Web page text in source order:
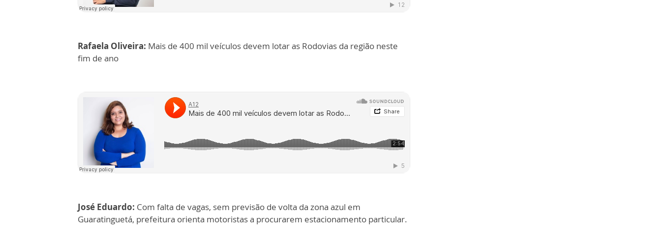
Rafaela Oliveira: Mais de 400 mil veículos devem lotar as Rodovias da região neste
fim de ano
José Eduardo: Com falta de vagas, sem previsão de volta da zona azul em
Guaratinguetá, prefeitura orienta motoristas a procurarem estacionamento particular.